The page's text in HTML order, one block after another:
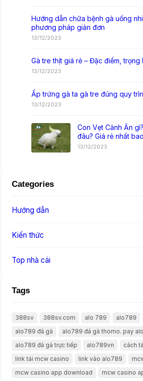
Hướng dẫn chữa bệnh gà uống
phương pháp giản đơn
13/12/2023
Gà tre thịt giá rẻ – Đặc điểm, trọng
13/12/2023
Ấp trứng gà ta gà tre đúng quy
13/12/2023
Con Vẹt Cảnh Ăn
đâu? Giá rẻ nhất
13/12/2023
Categories
Hướng dẫn
Kiến thức
Top nhà cái
Tags
388sv 388sv.com alo 789 alo789
alo789 đá gà
alo789 đá gà thomo. pay
alo789 đá gà trực tiếp
alo789vn
cách
link tải mcw casino
link vào alo789
mcw casino app download
mcw casino